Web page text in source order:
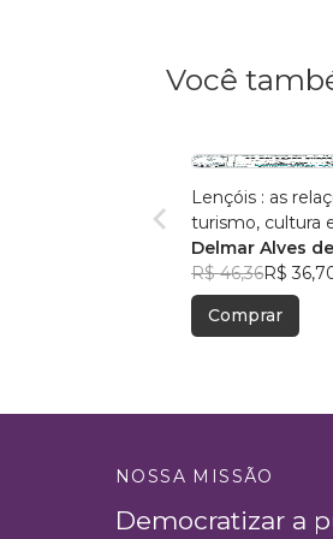
Você
Lençóis : as
turismo, cultura
Delmar Alves
R$ 46,36R$
Comprar
NOSSA MISSÃO
Democratizar a